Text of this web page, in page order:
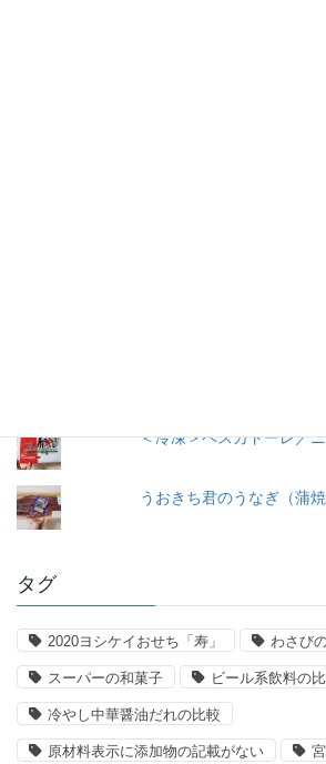
＜冷凍＞ペスカトーレ／
うおきち君のうなぎ（蒲
タグ
2020ヨシケイおせち「寿」 わさび
スーパーの和菓子 ビール系飲料の
冷やし中華醤油だれの比較
原材料表示に添加物の記載がない